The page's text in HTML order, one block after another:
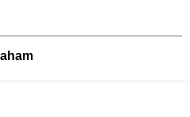
sila rujuk penerangan mengenai kuki.
kuki digunakan di laman web ini,
anda, sila rujuk penerangan mengenai